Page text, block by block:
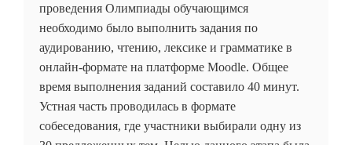
проведения Олимпиады обучающимся
необходимо было выполнить задания по
аудированию, чтению, лексике и грамматике в
онлайн-формате на платформе Moodle. Общее
время выполнения заданий составило 40 минут.
Устная часть проводилась в формате
собеседования, где участники выбирали одну из